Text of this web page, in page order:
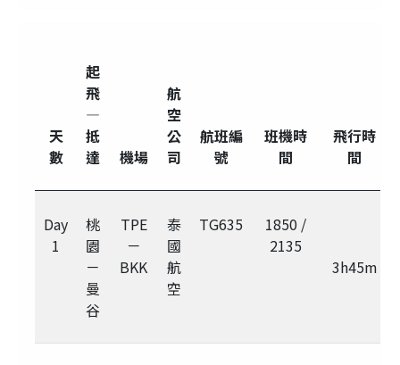
天
數
起
飛
—
抵
達
機場
航
空
公
司
航班編
號
班機時
間
飛行時
間
Day
1
桃
園
－
曼
谷
TPE
－
BKK
泰
國
航
空
TG635
1850 /
2135
3h45m